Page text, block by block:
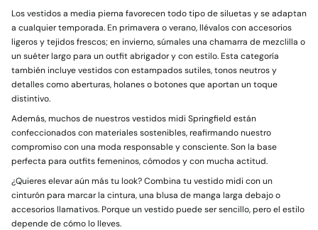
Los vestidos a media pierna favorecen todo tipo de siluetas y se adaptan
a cualquier temporada. En primavera o verano, llévalos con accesorios
ligeros y tejidos frescos; en invierno, súmales una chamarra de mezclilla o
un suéter largo para un outfit abrigador y con estilo. Esta categoría
también incluye vestidos con estampados sutiles, tonos neutros y
detalles como aberturas, holanes o botones que aportan un toque
distintivo.
Además, muchos de nuestros vestidos midi Springfield están
confeccionados con materiales sostenibles, reafirmando nuestro
compromiso con una moda responsable y consciente. Son la base
perfecta para outfits femeninos, cómodos y con mucha actitud.
¿Quieres elevar aún más tu look? Combina tu vestido midi con un
cinturón para marcar la cintura, una blusa de manga larga debajo o
accesorios llamativos. Porque un vestido puede ser sencillo, pero el estilo
depende de cómo lo lleves.